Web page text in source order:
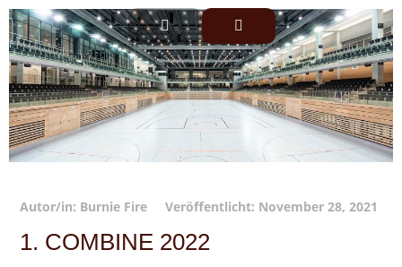
Autor/in: Burnie Fire Veröffentlicht: November 28, 2021
1. COMBINE 2022